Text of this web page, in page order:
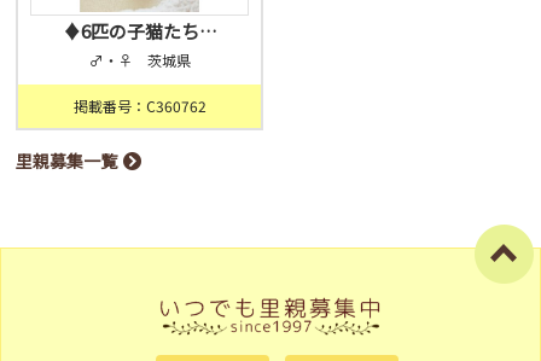
♦︎6匹の子猫たち…
♂・♀ 茨城県
掲載番号：C360762
里親募集一覧